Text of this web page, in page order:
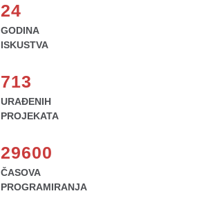
24
GODINA
ISKUSTVA
713
URAĐENIH
PROJEKATA
29600
ČASOVA
PROGRAMIRANJA